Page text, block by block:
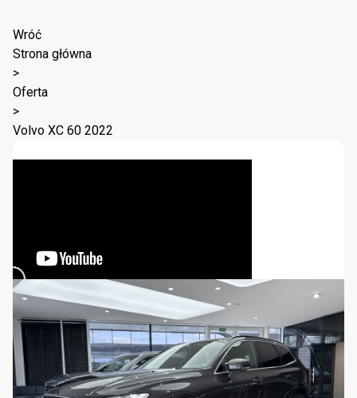
Wróć
Strona główna
>
Oferta
>
Volvo XC 60 2022